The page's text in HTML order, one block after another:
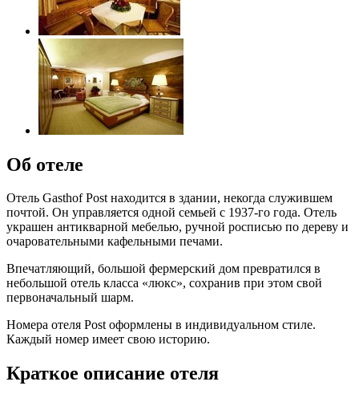
Об отеле
Отель Gasthof Post находится в здании, некогда служившем
почтой. Он управляется одной семьей с 1937-го года. Отель
украшен антикварной мебелью, ручной росписью по дереву и
очаровательными кафельными печами.
Впечатляющий, большой фермерский дом превратился в
небольшой отель класса «люкс», сохранив при этом свой
первоначальный шарм.
Номера отеля Post оформлены в индивидуальном стиле.
Каждый номер имеет свою историю.
Краткое описание отеля